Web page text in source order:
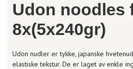
Udon noodles
8x(5x240gr)
Udon nudler er tykke, japanske
elastiske tekstur. De er laget av enkle